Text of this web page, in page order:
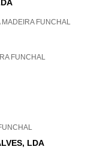
MADEIRA FUNCHAL
FUNCHAL
LDA